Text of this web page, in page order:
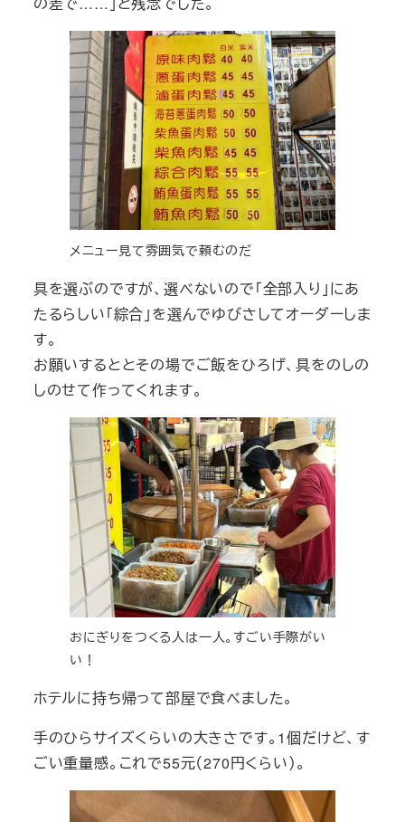
メニュー見て雰囲気で頼むのだ
具を選ぶのですが、選べないので「全部入り」にあ
たるらしい「綜合」を選んでゆびさしてオーダーしま
す。
お願いするととその場でご飯をひろげ、具をのしの
しのせて作ってくれます。
おにぎりをつくる人は一人。すごい手際がい
い！
ホテルに持ち帰って部屋で食べました。
手のひらサイズくらいの大きさです。1個だけど、す
ごい重量感。これで55元（270円くらい）。